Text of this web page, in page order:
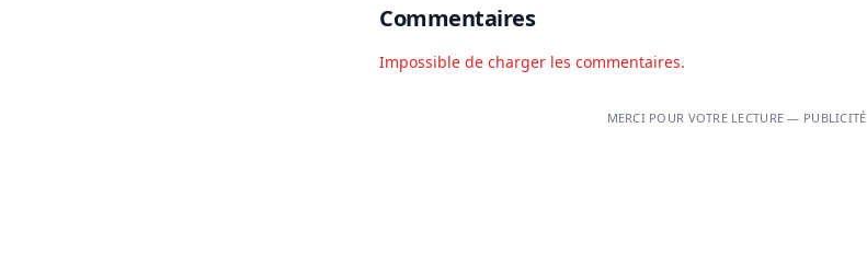
Commentaires
Impossible de charger les commentaires.
MERCI POUR VOTRE LECTURE — PUBLICITÉ